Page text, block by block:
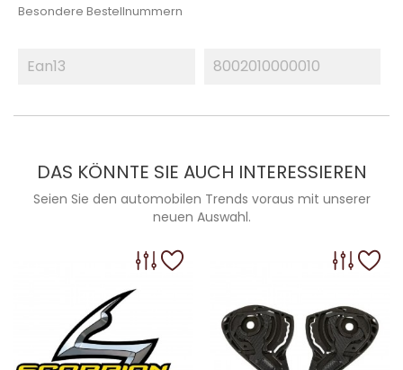
Besondere Bestellnummern
Ean13 8002010000010
DAS KÖNNTE SIE AUCH INTERESSIEREN
Seien Sie den automobilen Trends voraus mit unserer
neuen Auswahl.